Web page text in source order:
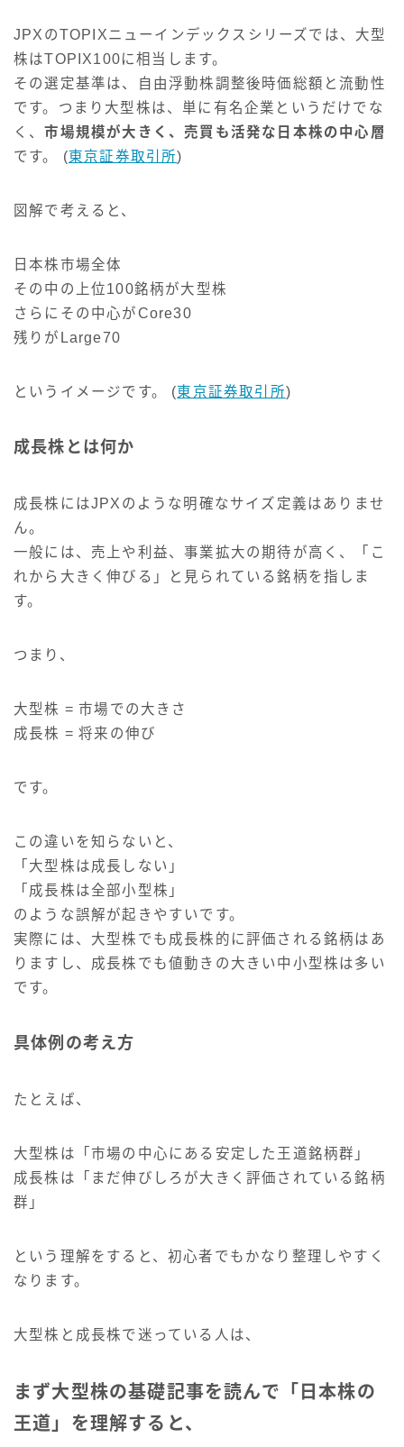
JPXのTOPIXニューインデックスシリーズでは、大型
株はTOPIX100に相当します。
その選定基準は、自由浮動株調整後時価総額と流動性
です。つまり大型株は、単に有名企業というだけでな
く、市場規模が大きく、売買も活発な日本株の中心層
です。 (東京証券取引所)
図解で考えると、
日本株市場全体
その中の上位100銘柄が大型株
さらにその中心がCore30
残りがLarge70
というイメージです。 (東京証券取引所)
成長株とは何か
成長株にはJPXのような明確なサイズ定義はありませ
ん。
一般には、売上や利益、事業拡大の期待が高く、「こ
れから大きく伸びる」と見られている銘柄を指しま
す。
つまり、
大型株 = 市場での大きさ
成長株 = 将来の伸び
です。
この違いを知らないと、
「大型株は成長しない」
「成長株は全部小型株」
のような誤解が起きやすいです。
実際には、大型株でも成長株的に評価される銘柄はあ
りますし、成長株でも値動きの大きい中小型株は多い
です。
具体例の考え方
たとえば、
大型株は「市場の中心にある安定した王道銘柄群」
成長株は「まだ伸びしろが大きく評価されている銘柄
群」
という理解をすると、初心者でもかなり整理しやすく
なります。
大型株と成長株で迷っている人は、
まず大型株の基礎記事を読んで「日本株の
王道」を理解すると、